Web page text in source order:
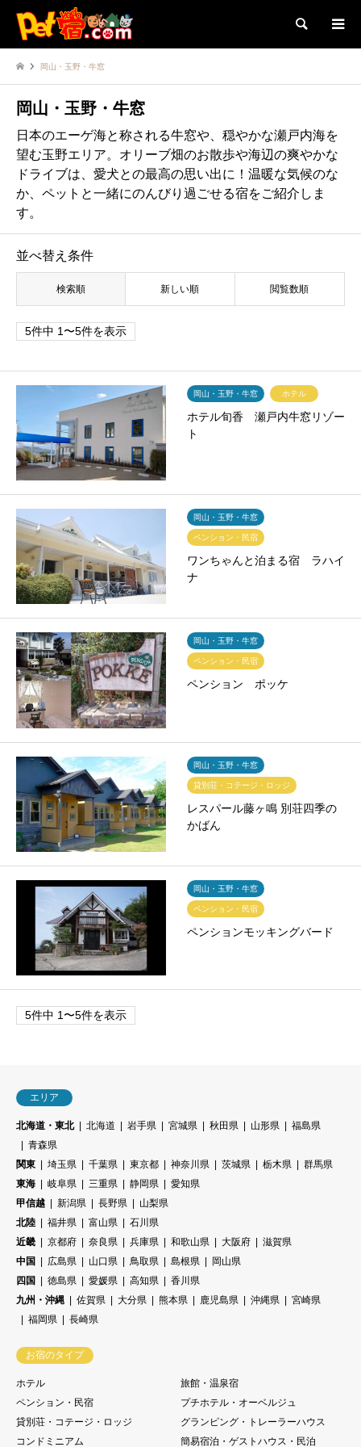
検索
岡山・玉野・牛窓
岡山・玉野・牛窓
日本のエーゲ海と称される牛窓や、穏やかな瀬戸内海を
望む玉野エリア。オリーブ畑のお散歩や海辺の爽やかな
ドライブは、愛犬との最高の思い出に！温暖な気候のな
か、ペットと一緒にのんびり過ごせる宿をご紹介しま
す。
並べ替え条件
検索順 新しい順 閲覧数順
5件中 1〜5件を表示
岡山・玉野・牛窓 ホテル
ホテル旬香 瀬戸内牛窓リゾー
ト
岡山・玉野・牛窓
ペンション・民宿
ワンちゃんと泊まる宿 ラハイ
ナ
岡山・玉野・牛窓
ペンション・民宿
ペンション ポッケ
岡山・玉野・牛窓
貸別荘・コテージ・ロッジ
レスパール藤ヶ鳴 別荘四季の
かばん
岡山・玉野・牛窓
ペンション・民宿
ペンションモッキングバード
5件中 1〜5件を表示
エリア
北海道・東北 北海道 岩手県 宮城県 秋田県 山形県
福島県
青森県
関東
埼玉県 千葉県 東京都 神奈川県 茨城県 栃木県
群馬県
東海
岐阜県 三重県 静岡県
愛知県
甲信越
新潟県 長野県
山梨県
北陸
福井県 富山県
石川県
近畿
京都府 奈良県 兵庫県 和歌山県 大阪府
滋賀県
中国
広島県 山口県 鳥取県 島根県
岡山県
四国
徳島県 愛媛県 高知県
香川県
九州・沖縄
佐賀県 大分県 熊本県 鹿児島県 沖縄県
宮崎県
福岡県
長崎県
お宿のタイプ
ホテル
旅館・温泉宿
ペンション・民宿
プチホテル・オーベルジュ
貸別荘・コテージ・ロッジ
グランピング・トレーラーハウス
コンドミニアム
簡易宿泊・ゲストハウス・民泊